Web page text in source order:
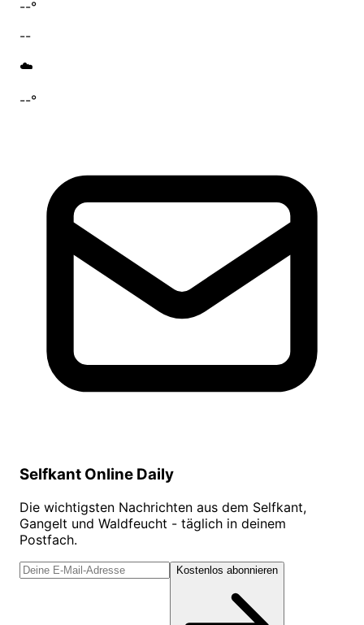
--°
--
☁️
--°
Selfkant Online Daily
Die wichtigsten Nachrichten aus dem Selfkant,
Gangelt und Waldfeucht - täglich in deinem
Postfach.
Kostenlos abonnieren